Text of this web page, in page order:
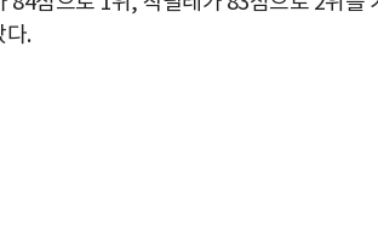
다.